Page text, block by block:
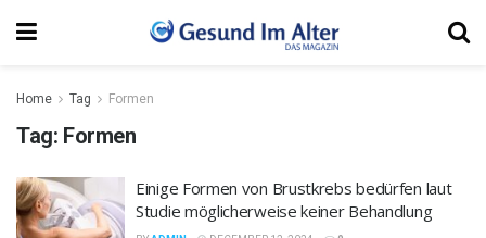
Home Tag Formen
Tag: Formen
Einige Formen von Brustkrebs bedürfen laut
Studie möglicherweise keiner Behandlung